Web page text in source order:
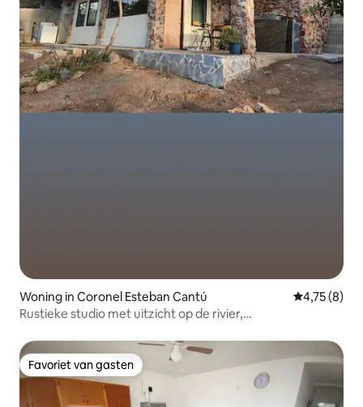
Woning in Coronel Esteban Cantú
4,75 (8)
Rustieke studio met uitzicht op de rivier,
Favoriet van gasten
Favoriet van gasten